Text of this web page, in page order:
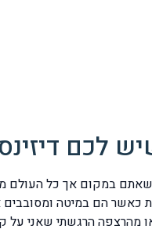
לכם
במקום אך כל העולם
כאשר הם במיטה
מהרצפה הרגשתי שאני על